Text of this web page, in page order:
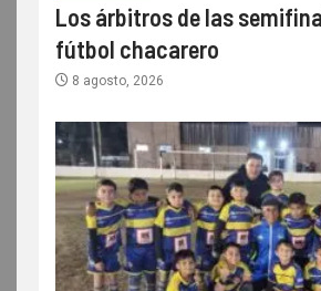
Los árbitros de las
fútbol chacarero
8 agosto, 2026